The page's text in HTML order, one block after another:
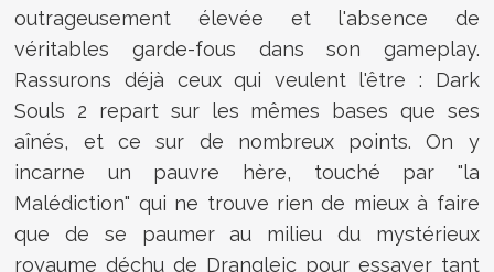
outrageusement élevée et l'absence de
véritables garde-fous dans son gameplay.
Rassurons déjà ceux qui veulent l'être : Dark
Souls 2 repart sur les mêmes bases que ses
aînés, et ce sur de nombreux points. On y
incarne un pauvre hère, touché par "la
Malédiction" qui ne trouve rien de mieux à faire
que de se paumer au milieu du mystérieux
royaume déchu de Drangleic pour essayer tant